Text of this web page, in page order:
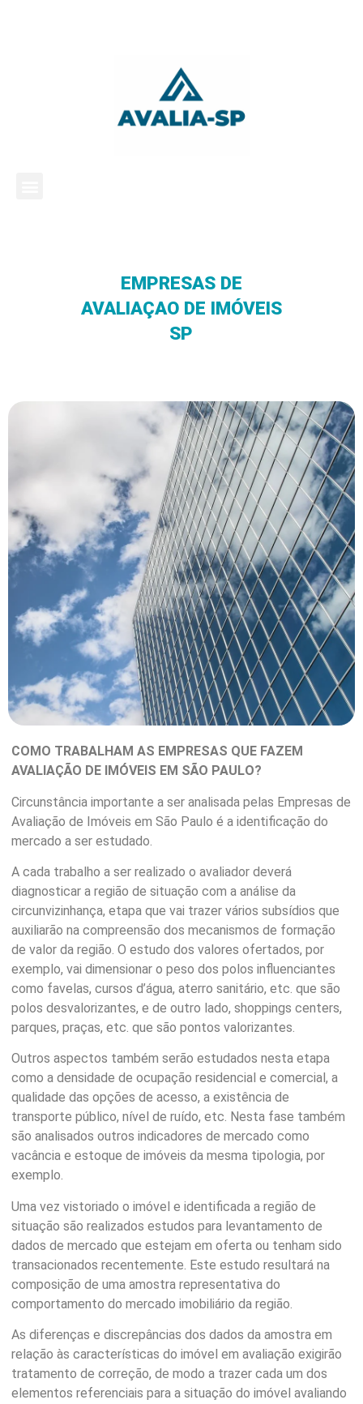
EMPRESAS DE
AVALIAÇAO DE IMÓVEIS
SP
COMO TRABALHAM AS EMPRESAS QUE FAZEM
AVALIAÇÃO DE IMÓVEIS EM SÃO PAULO?
Circunstância importante a ser analisada pelas Empresas de
Avaliação de Imóveis em São Paulo é a identificação do
mercado a ser estudado.
A cada trabalho a ser realizado o avaliador deverá
diagnosticar a região de situação com a análise da
circunvizinhança, etapa que vai trazer vários subsídios que
auxiliarão na compreensão dos mecanismos de formação
de valor da região. O estudo dos valores ofertados, por
exemplo, vai dimensionar o peso dos polos influenciantes
como favelas, cursos d’água, aterro sanitário, etc. que são
polos desvalorizantes, e de outro lado, shoppings centers,
parques, praças, etc. que são pontos valorizantes.
Outros aspectos também serão estudados nesta etapa
como a densidade de ocupação residencial e comercial, a
qualidade das opções de acesso, a existência de
transporte público, nível de ruído, etc. Nesta fase também
são analisados outros indicadores de mercado como
vacância e estoque de imóveis da mesma tipologia, por
exemplo.
Uma vez vistoriado o imóvel e identificada a região de
situação são realizados estudos para levantamento de
dados de mercado que estejam em oferta ou tenham sido
transacionados recentemente. Este estudo resultará na
composição de uma amostra representativa do
comportamento do mercado imobiliário da região.
As diferenças e discrepâncias dos dados da amostra em
relação às características do imóvel em avaliação exigirão
tratamento de correção, de modo a trazer cada um dos
elementos referenciais para a situação do imóvel avaliando